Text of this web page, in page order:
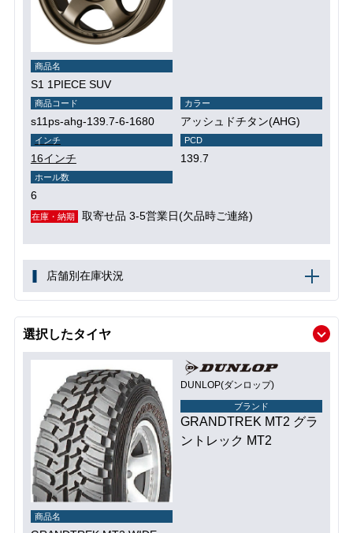
商品名
S1 1PIECE SUV
商品コード
s11ps-ahg-139.7-6-1680
カラー
アッシュドチタン(AHG)
インチ
16インチ
PCD
139.7
ホール数
6
在庫・納期 取寄せ品 3-5営業日(欠品時ご連絡)
店舗別在庫状況
選択したタイヤ
DUNLOP(ダンロップ)
ブランド
GRANDTREK MT2 グラ
ントレック MT2
商品名